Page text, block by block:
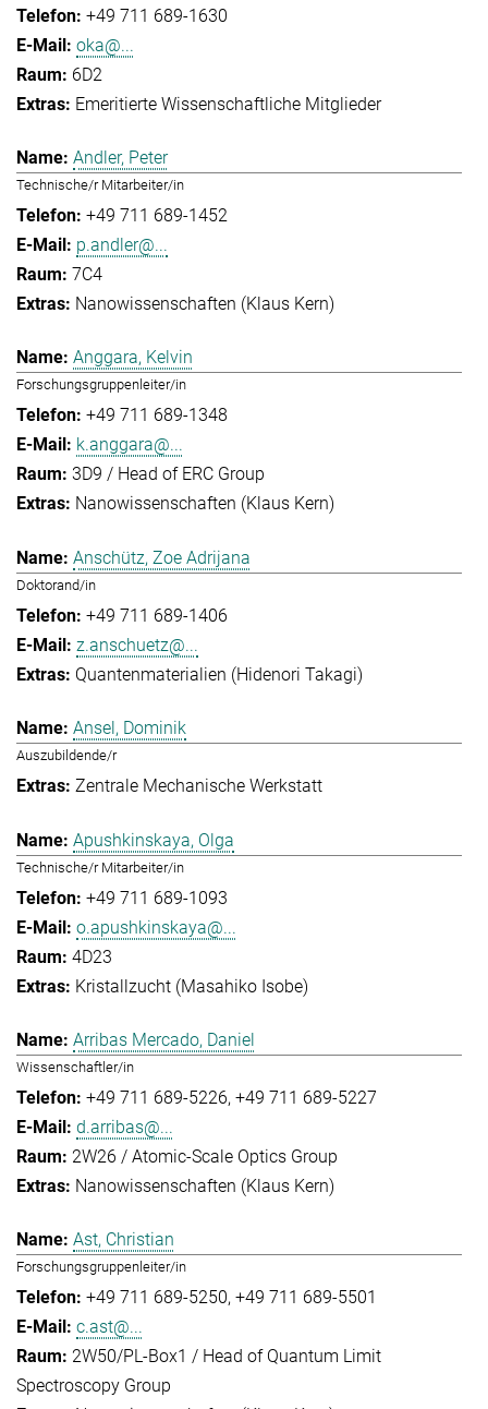
+49 711 689-1630
oka@...
6D2
Emeritierte Wissenschaftliche Mitglieder
Andler, Peter
Technische/r Mitarbeiter/in
+49 711 689-1452
p.andler@...
7C4
Nanowissenschaften (Klaus Kern)
Anggara, Kelvin
Forschungsgruppenleiter/in
+49 711 689-1348
k.anggara@...
3D9 / Head of ERC Group
Nanowissenschaften (Klaus Kern)
Anschütz, Zoe Adrijana
Doktorand/in
+49 711 689-1406
z.anschuetz@...
Quantenmaterialien (Hidenori Takagi)
Ansel, Dominik
Auszubildende/r
Zentrale Mechanische Werkstatt
Apushkinskaya, Olga
Technische/r Mitarbeiter/in
+49 711 689-1093
o.apushkinskaya@...
4D23
Kristallzucht (Masahiko Isobe)
Arribas Mercado, Daniel
Wissenschaftler/in
+49 711 689-5226 +49 711 689-5227
d.arribas@...
2W26 / Atomic-Scale Optics Group
Nanowissenschaften (Klaus Kern)
Ast, Christian
Forschungsgruppenleiter/in
+49 711 689-5250 +49 711 689-5501
c.ast@...
2W50/PL-Box1 / Head of Quantum Limit
Spectroscopy Group